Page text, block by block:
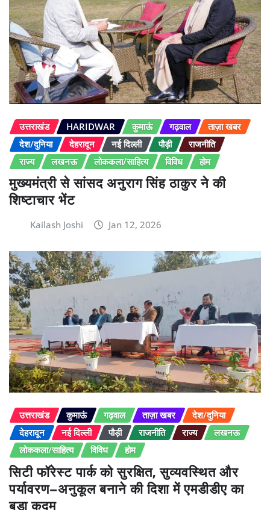
उत्तराखंड HARIDWAR कुमाऊं गढ़वाल
ताज़ा खबर
देश/दुनिया
देहरादून नई दिल्ली पौड़ी
राजनीति
राज्य
लखनऊ लोककला/साहित्य विविध होम
मुख्यमंत्री से सांसद अनुराग सिंह ठाकुर ने की
शिष्टाचार भेंट
Kailash Joshi Jan 12, 2026
उत्तराखंड कुमाऊं गढ़वाल ताज़ा खबर
देश/दुनिया
देहरादून
नई दिल्ली पौड़ी राजनीति राज्य
लखनऊ
लोककला/साहित्य
विविध होम
सिटी फॉरेस्ट पार्क को सुरक्षित, सुव्यवस्थित और
पर्यावरण–अनुकूल बनाने की दिशा में एमडीडीए का